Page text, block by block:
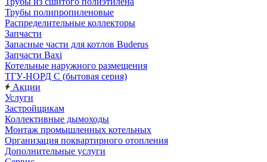
Трубы полипропиленовые
Распределительные коллекторы
Запчасти
Запасные части для котлов Buderus
Запчасти Baxi
Котельные наружного размещения
ТГУ-НОРД С (бытовая серия)
Акции
Услуги
Застройщикам
Коллективные дымоходы
Монтаж промышленных котельных
Организация поквартирного отопления
Дополнительные услуги